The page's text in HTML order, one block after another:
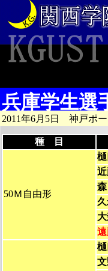
兵庫学生選
2011年6月5日 神戸ポー
種 目
50Ｍ自由形